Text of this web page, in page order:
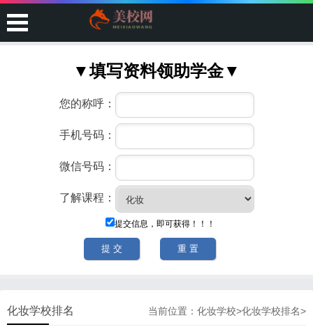
当前位置： 化妆学校>化妆学校排名>
化妆学校排名